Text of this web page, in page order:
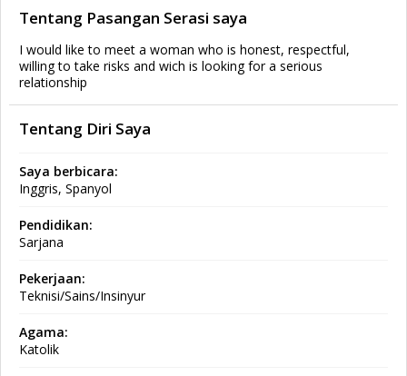
Tentang Pasangan Serasi saya
I would like to meet a woman who is honest, respectful,
willing to take risks and wich is looking for a serious
relationship
Tentang Diri Saya
Saya berbicara:
Inggris, Spanyol
Pendidikan:
Sarjana
Pekerjaan:
Teknisi/Sains/Insinyur
Agama:
Katolik